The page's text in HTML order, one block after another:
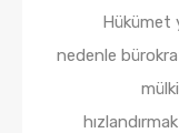
Hükümet
nedenle